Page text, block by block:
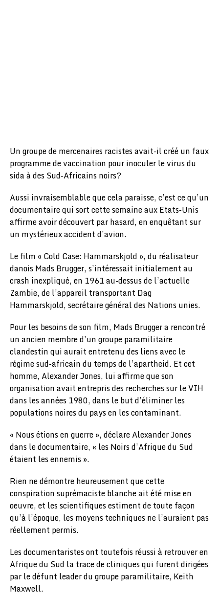
Un groupe de mercenaires racistes avait-il créé un faux
programme de vaccination pour inoculer le virus du
sida à des Sud-Africains noirs?
Aussi invraisemblable que cela paraisse, c’est ce qu’un
documentaire qui sort cette semaine aux Etats-Unis
affirme avoir découvert par hasard, en enquêtant sur
un mystérieux accident d’avion.
Le film « Cold Case: Hammarskjold », du réalisateur
danois Mads Brugger, s’intéressait initialement au
crash inexpliqué, en 1961 au-dessus de l’actuelle
Zambie, de l’appareil transportant Dag
Hammarskjold, secrétaire général des Nations unies.
Pour les besoins de son film, Mads Brugger a rencontré
un ancien membre d’un groupe paramilitaire
clandestin qui aurait entretenu des liens avec le
régime sud-africain du temps de l’apartheid. Et cet
homme, Alexander Jones, lui affirme que son
organisation avait entrepris des recherches sur le VIH
dans les années 1980, dans le but d’éliminer les
populations noires du pays en les contaminant.
« Nous étions en guerre », déclare Alexander Jones
dans le documentaire, « les Noirs d’Afrique du Sud
étaient les ennemis ».
Rien ne démontre heureusement que cette
conspiration suprémaciste blanche ait été mise en
oeuvre, et les scientifiques estiment de toute façon
qu’à l’époque, les moyens techniques ne l’auraient pas
réellement permis.
Les documentaristes ont toutefois réussi à retrouver en
Afrique du Sud la trace de cliniques qui furent dirigées
par le défunt leader du groupe paramilitaire, Keith
Maxwell.